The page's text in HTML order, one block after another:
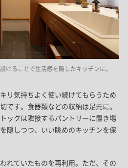
けることで生活感を隠したキッチンに。
リ気持ちよく使い続けてもらうため
です。食器類などの収納は足元に。
ックは隣接するパントリーに置き場
隠しつつ、いい眺めのキッチンを保
れていたものを再利用。ただ、その